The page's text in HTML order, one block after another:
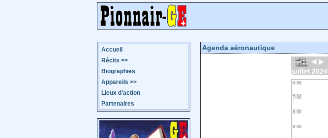
Accueil
Récits >>
Biographies
Appareils >>
Lieux d’action
Partenaires
Agenda aéronautique
juillet 2024
0:00
7:00
8:00
9:00